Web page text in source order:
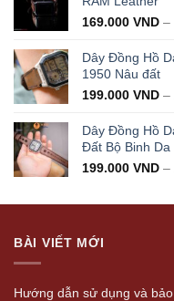
169.000 VND –
Dây Đồng Hồ
1950 Nâu đất
199.000 VND –
Dây Đồng Hồ
Đất Bộ Binh
199.000 VND –
BÀI VIẾT MỚI
Hướng dẫn sử dụng và